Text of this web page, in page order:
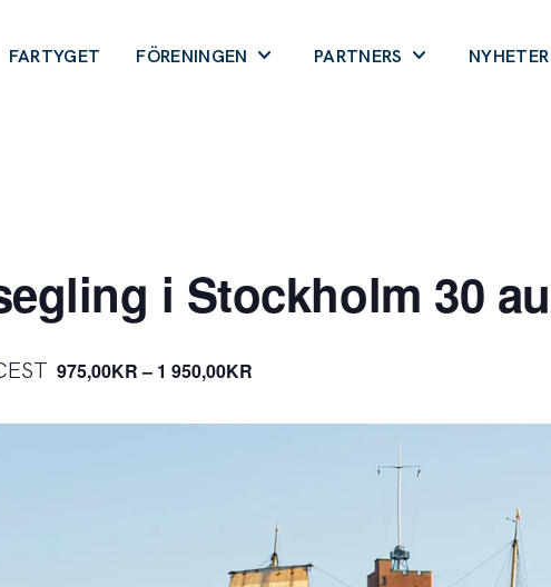
FARTYGET FÖRENINGEN PARTNERS NYHETER
i Stockholm 30
975,00KR – 1 950,00KR